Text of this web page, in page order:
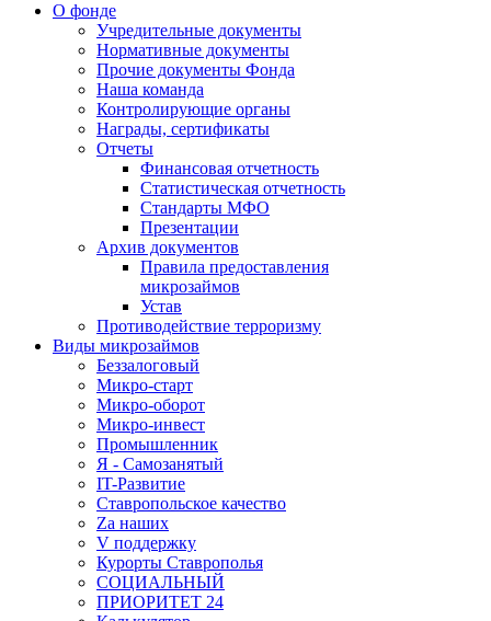
О фонде
Учредительные документы
Нормативные документы
Прочие документы Фонда
Наша команда
Контролирующие органы
Награды, сертификаты
Отчеты
Финансовая отчетность
Статистическая отчетность
Стандарты МФО
Презентации
Архив документов
Правила предоставления
микрозаймов
Устав
Противодействие терроризму
Виды микрозаймов
Беззалоговый
Микро-старт
Микро-оборот
Микро-инвест
Промышленник
Я - Самозанятый
IT-Развитие
Ставропольское качество
Za наших
V поддержку
Курорты Ставрополья
СОЦИАЛЬНЫЙ
ПРИОРИТЕТ 24